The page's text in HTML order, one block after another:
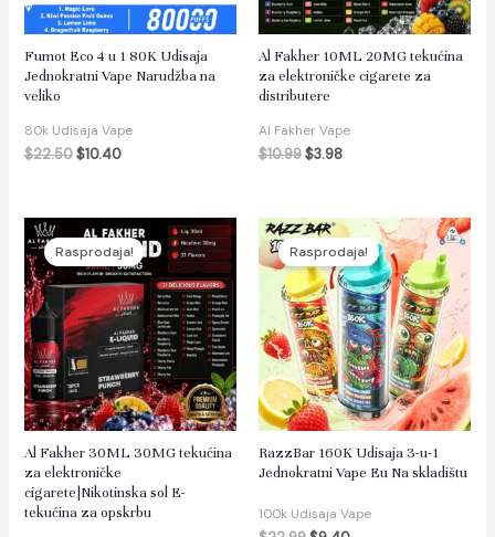
Fumot Eco 4 u 1 80K Udisaja
Jednokratni Vape Narudžba na
veliko
80k Udisaja Vape
$22.50 $10.40
Al Fakher 10ML 20MG tekućina
za elektroničke cigarete za
distributere
Al Fakher Vape
$10.99$3.98
Rasprodaja!
Al Fakher 30ML 30MG tekućina
za elektroničke
cigarete|Nikotinska sol E-
tekućina za opskrbu
Rasprodaja!
RazzBar 160K Udisaja 3-u-1
Jednokratni Vape Eu Na skladištu
100k Udisaja Vape